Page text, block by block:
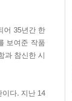
어 35년간 한
보여준 작품
과 참신한 시
다. 지난 14